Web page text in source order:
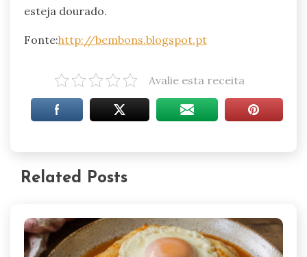
esteja dourado.
Fonte:http://bembons.blogspot.pt
Avalie esta receita
Related Posts